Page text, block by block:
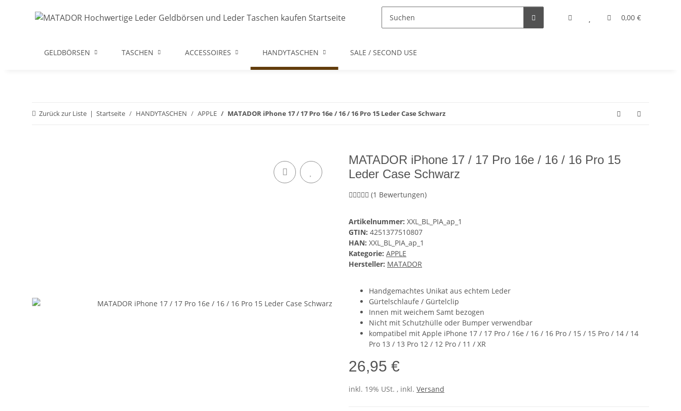
0,00 €
GELDBÖRSEN TASCHEN ACCESSOIRES HANDYTASCHEN SALE / SECOND USE
Zurück zur Liste Startseite HANDYTASCHEN APPLE MATADOR iPhone 17 / 17 Pro 16e / 16 / 16 Pro 15 Leder Case Schwarz
MATADOR iPhone 17 / 17 Pro 16e / 16 / 16 Pro 15
Leder Case Schwarz
(1 Bewertungen)
Artikelnummer: XXL_BL_PIA_ap_1
GTIN: 4251377510807
HAN: XXL_BL_PIA_ap_1
Kategorie: APPLE
Hersteller: MATADOR
Handgemachtes Unikat aus echtem Leder
Gürtelschlaufe / Gürtelclip
Innen mit weichem Samt bezogen
Nicht mit Schutzhülle oder Bumper verwendbar
kompatibel mit Apple iPhone 17 / 17 Pro / 16e / 16 / 16 Pro / 15 / 15 Pro / 14 / 14
Pro 13 / 13 Pro 12 / 12 Pro / 11 / XR
26,95 €
inkl. 19% USt. , inkl. Versand